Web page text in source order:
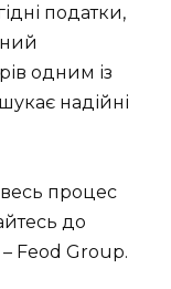
податки,
одним із
надійні
процес
до
– Feod Group.